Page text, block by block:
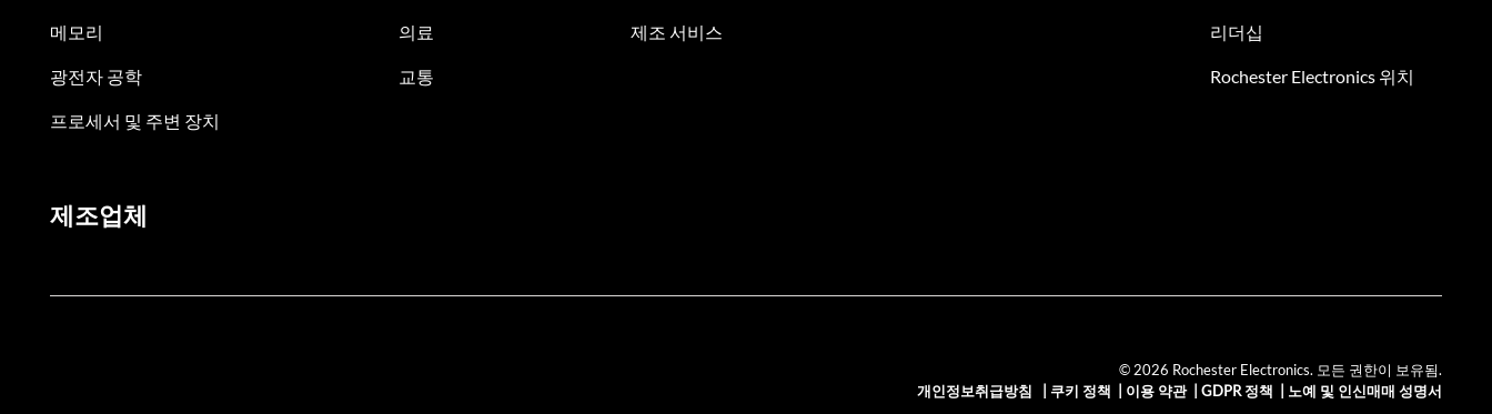
메모리
광전자 공학
프로세서 및 주변 장치
의료
교통
제조 서비스 리더십
Rochester Electronics 위치
제조업체
© 2026 Rochester Electronics. 모든 권한이 보유됨.
개인정보취급방침
쿠키 정책 이용 약관| GDPR 정책 노예 및 인신매매 성명서